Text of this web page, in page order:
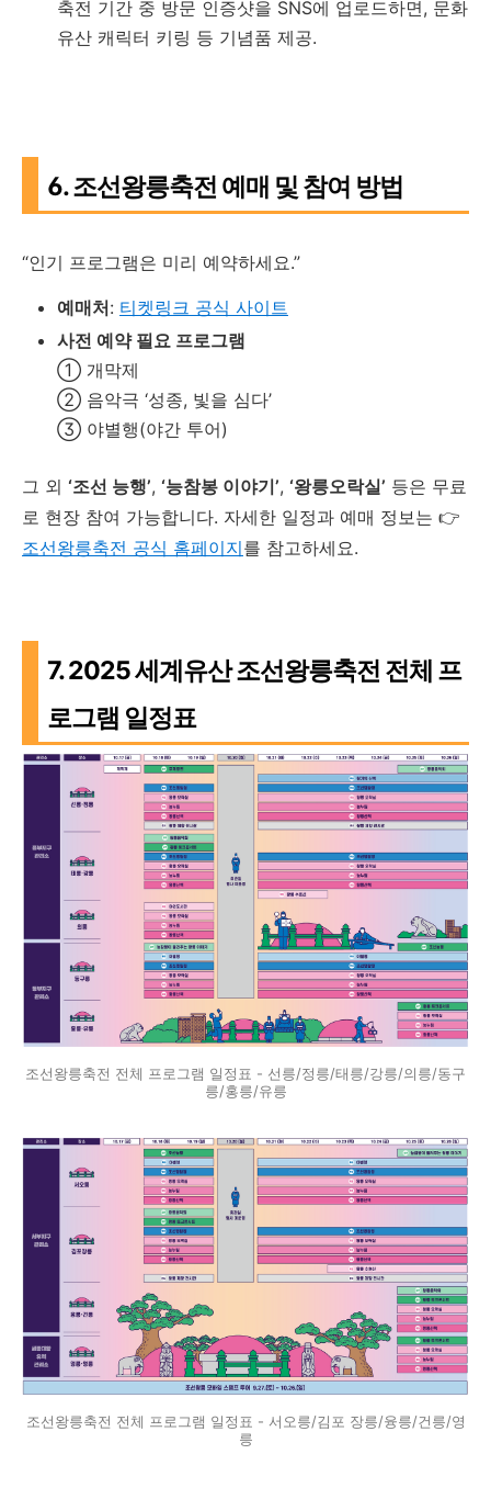
축전 기간 중 방문 인증샷을 SNS에 업로드하면, 문화
유산 캐릭터 키링 등 기념품 제공.
6. 조선왕릉축전 예매 및 참여 방법
“인기 프로그램은 미리 예약하세요.”
예매처: 티켓링크 공식 사이트
사전 예약 필요 프로그램
① 개막제
② 음악극 ‘성종, 빛을 심다’
③ 야별행(야간 투어)
그 외 ‘조선 능행’, ‘능참봉 이야기’, ‘왕릉오락실’ 등은 무료
로 현장 참여 가능합니다. 자세한 일정과 예매 정보는 👉
조선왕릉축전 공식 홈페이지를 참고하세요.
7. 2025 세계유산 조선왕릉축전 전체 프
로그램 일정표
조선왕릉축전 전체 프로그램 일정표 - 선릉/정릉/태릉/강릉/의릉/동구
릉/홍릉/유릉
조선왕릉축전 전체 프로그램 일정표 - 서오릉/김포 장릉/융릉/건릉/영
릉